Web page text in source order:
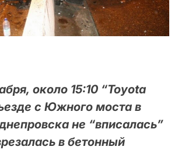
около 15:10 “Toyota
с Южного моста в
не “вписалась”
в бетонный